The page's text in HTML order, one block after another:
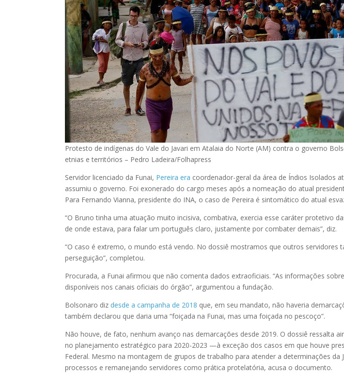
Protesto de indígenas do Vale do Javari em Atalaia do Norte (AM) contra o governo
etnias e territórios – Pedro Ladeira/Folhapress
Servidor licenciado da Funai, Pereira era coordenador-geral da área de Índios Isolados
assumiu o governo. Foi exonerado do cargo meses após a nomeação do atual
Para Fernando Vianna, presidente do INA, o caso de Pereira é sintomático do atual
“O Bruno tinha uma atuação muito incisiva, combativa, exercia esse caráter protetivo
de onde estava, para falar um português claro, justamente por combater demais”, diz.
“O caso é extremo, o mundo está vendo. No dossiê mostramos que outros servidores
perseguição”, completou.
Procurada, a Funai afirmou que não comenta dados extraoficiais. “As informações
disponíveis nos canais oficiais do órgão”, argumentou a fundação.
Bolsonaro dizdesde a campanha de 2018 que, em seu mandato, não haveria
também declarou que daria uma “foiçada na Funai, mas uma foiçada no pescoço”.
Não houve, de fato, nenhum avanço nas demarcações desde 2019. O dossiê ressalta
no planejamento estratégico para 2020-2023 —à exceção dos casos em que houve
Federal. Mesmo na montagem de grupos de trabalho para atender a determinações da
processos e remanejando servidores como prática protelatória, acusa o documento.